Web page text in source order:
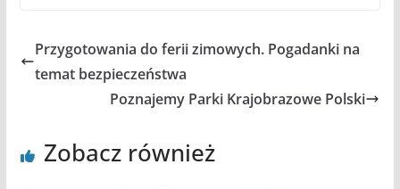
Przygotowania do ferii zimowych. Pogadanki na
temat bezpieczeństwa
Poznajemy Parki Krajobrazowe Polski
Zobacz również